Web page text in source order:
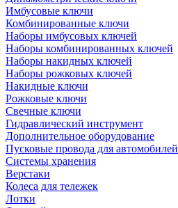
Имбусовые ключи
Комбинированные ключи
Наборы имбусовых ключей
Наборы комбинированных ключей
Наборы накидных ключей
Наборы рожковых ключей
Накидные ключи
Рожковые ключи
Свечные ключи
Гидравлический инструмент
Дополнительное оборудование
Пусковые провода для автомобилей
Системы хранения
Верстаки
Колеса для тележек
Лотки